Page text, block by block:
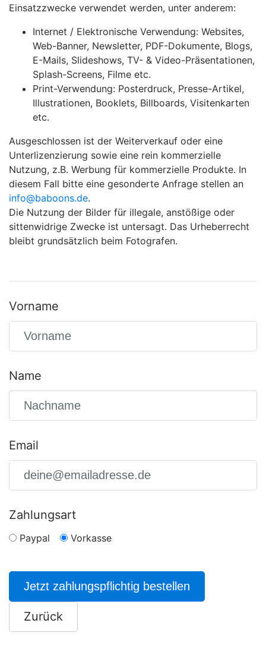
Einsatzzwecke verwendet werden, unter anderem:
Internet / Elektronische Verwendung: Websites,
Web-Banner, Newsletter, PDF-Dokumente, Blogs,
E-Mails, Slideshows, TV- & Video-Präsentationen,
Splash-Screens, Filme etc.
Print-Verwendung: Posterdruck, Presse-Artikel,
Illustrationen, Booklets, Billboards, Visitenkarten
etc.
Ausgeschlossen ist der Weiterverkauf oder eine
Unterlizenzierung sowie eine rein kommerzielle
Nutzung, z.B. Werbung für kommerzielle Produkte. In
diesem Fall bitte eine gesonderte Anfrage stellen an
info@baboons.de.
Die Nutzung der Bilder für illegale, anstößige oder
sittenwidrige Zwecke ist untersagt. Das Urheberrecht
bleibt grundsätzlich beim Fotografen.
Vorname
Name
Email
Zahlungsart
Paypal Vorkasse
Jetzt zahlungspflichtig bestellen
Zurück